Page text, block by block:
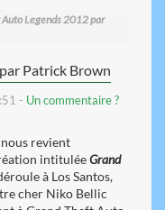
Legends 2012 par
Patrick Brown
- Un commentaire ?
revient
intituléeGrand
à Los Santos,
cher Niko Bellic